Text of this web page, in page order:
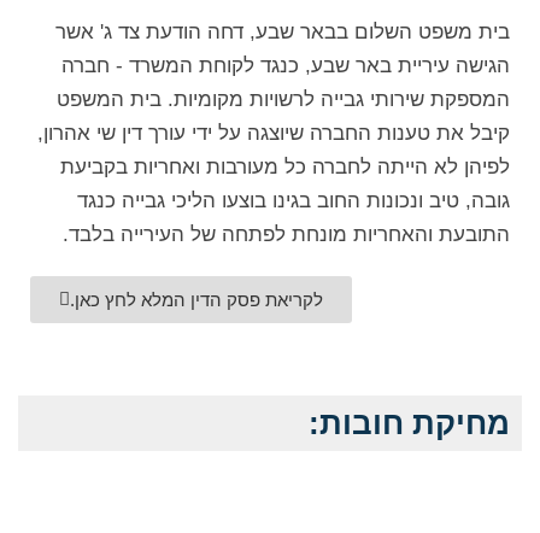
בית משפט השלום בבאר שבע, דחה הודעת צד ג' אשר
הגישה עיריית באר שבע, כנגד לקוחת המשרד - חברה
המספקת שירותי גבייה לרשויות מקומיות. בית המשפט
קיבל את טענות החברה שיוצגה על ידי עורך דין שי אהרון,
לפיהן לא הייתה לחברה כל מעורבות ואחריות בקביעת
גובה, טיב ונכונות החוב בגינו בוצעו הליכי גבייה כנגד
התובעת והאחריות מונחת לפתחה של העירייה בלבד.
לקריאת פסק הדין המלא לחץ כאן.
מחיקת חובות: